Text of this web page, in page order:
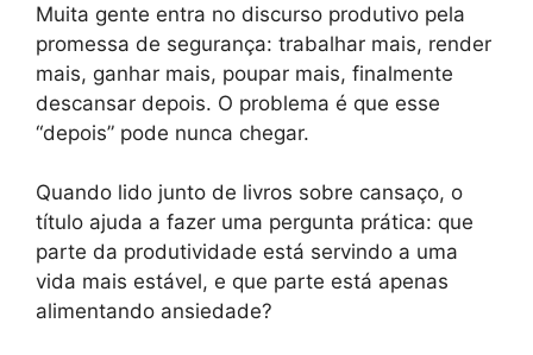
Muita gente entra no discurso produtivo pela
promessa de segurança: trabalhar mais, render
mais, ganhar mais, poupar mais, finalmente
descansar depois. O problema é que esse
“depois” pode nunca chegar.
Quando lido junto de livros sobre cansaço, o
título ajuda a fazer uma pergunta prática: que
parte da produtividade está servindo a uma
vida mais estável, e que parte está apenas
alimentando ansiedade?